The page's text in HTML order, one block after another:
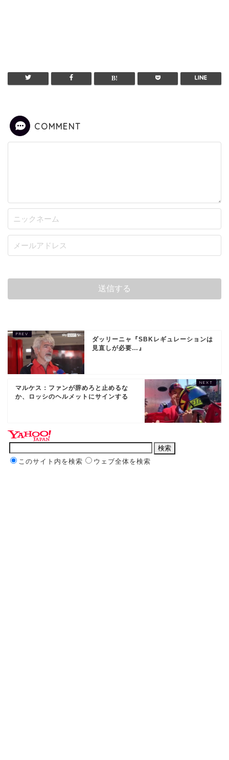
COMMENT
ダッリーニャ『SBKレギュレーションは
見直しが必要…』
マルケス：ファンが辞めろと止めるな
か、ロッシのヘルメットにサインする
このサイト内を検索 ウェブ全体を検索